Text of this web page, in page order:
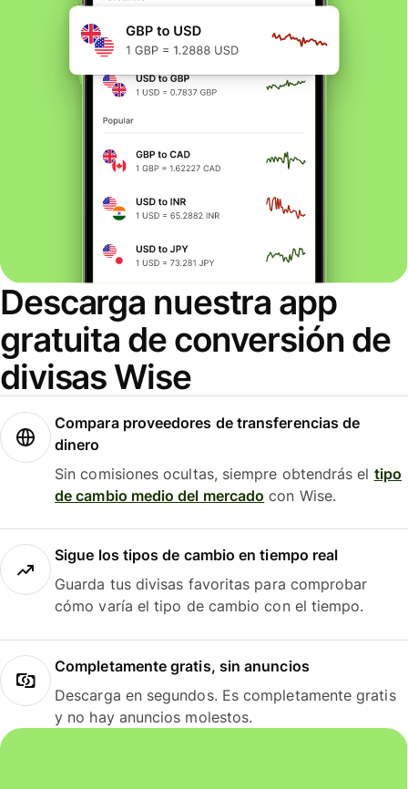
Descarga nuestra app
gratuita de conversión de
divisas Wise
Compara proveedores de transferencias de
dinero
Sin comisiones ocultas, siempre obtendrás el tipo
de cambio medio del mercado con Wise.
Sigue los tipos de cambio en tiempo real
Guarda tus divisas favoritas para comprobar
cómo varía el tipo de cambio con el tiempo.
Completamente gratis, sin anuncios
Descarga en segundos. Es completamente gratis
y no hay anuncios molestos.